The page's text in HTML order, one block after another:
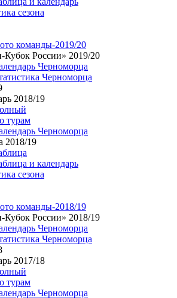
сезона
команды-2019/20
России» 2019/20
Черноморца
Черноморца
2018/19
турам
Черноморца
2018/19
и календарь
сезона
команды-2018/19
России» 2018/19
Черноморца
Черноморца
2017/18
турам
Черноморца